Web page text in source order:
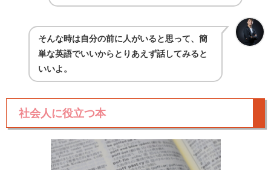
そんな時は自分の前に人がいると思って、簡
単な英語でいいからとりあえず話してみると
いいよ。
社会人に役立つ本